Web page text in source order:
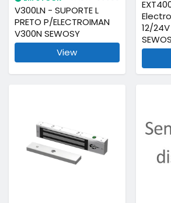
V300LN - SUPORTE L
PRETO P/ELECTROIMAN
V300N SEWOSY
View
12/